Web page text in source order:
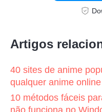
Artigos
40 sites de anime
qualquer anime
10 métodos fáceis
não funciona no